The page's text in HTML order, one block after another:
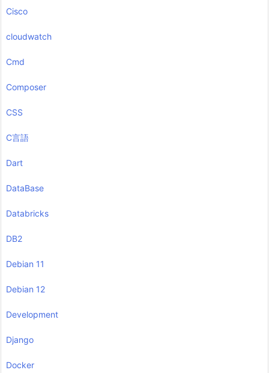
Cisco
cloudwatch
Cmd
Composer
CSS
C言語
Dart
DataBase
Databricks
DB2
Debian 11
Debian 12
Development
Django
Docker